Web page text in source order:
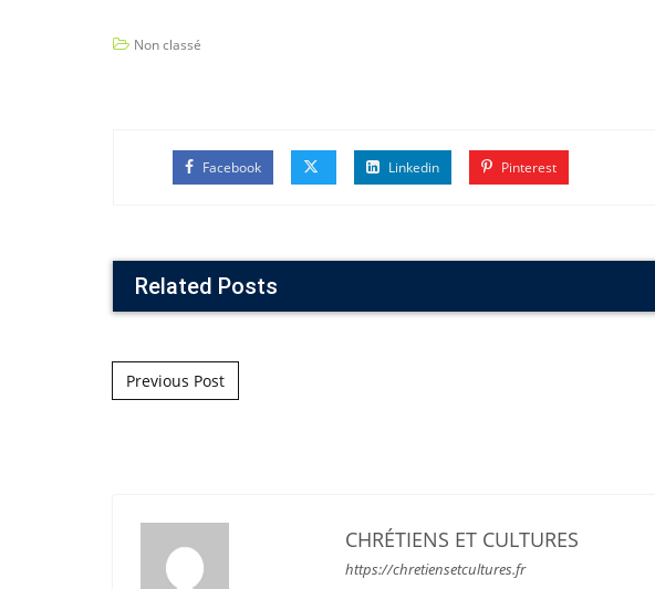
Non classé
Facebook Linkedin Pinterest
Related Posts
Post navigation
Previous Post
CHRÉTIENS ET CULTURES
https://chretiensetcultures.fr